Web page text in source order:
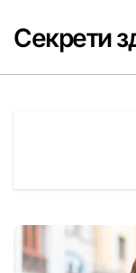
до
вмісту
Секрети